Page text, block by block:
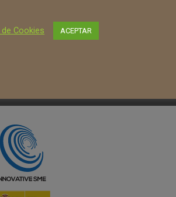
para Agricultura. All Rights Reserved.
Cookies ACEPTAR